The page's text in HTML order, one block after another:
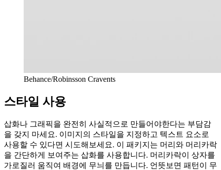
Behance/Robinsson Cravents
스타일 사용
삽화나 그래픽을 완전히 사실적으로 만들어야한다는 부담감
을 갖지 마세요. 이미지의 스타일을 지정하고 텍스트 요소로
사용할 수 있다면 시도해보세요. 이 패키지는 머리와 머리카락
을 간단하게 보여주는 삽화를 사용합니다. 머리카락이 상자를
가로질러 움직여 배경에 무늬를 만듭니다. 언뜻보면 패턴이 무